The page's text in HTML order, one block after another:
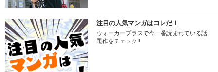
注目の人気マンガはコレだ！
ウォーカープラスで今一番読まれている話
題作をチェック!!